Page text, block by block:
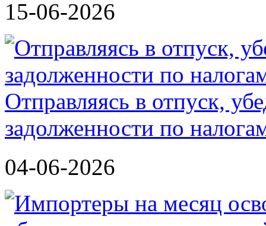
15-06-2026
Отправляясь в отпуск,
задолженности по
04-06-2026